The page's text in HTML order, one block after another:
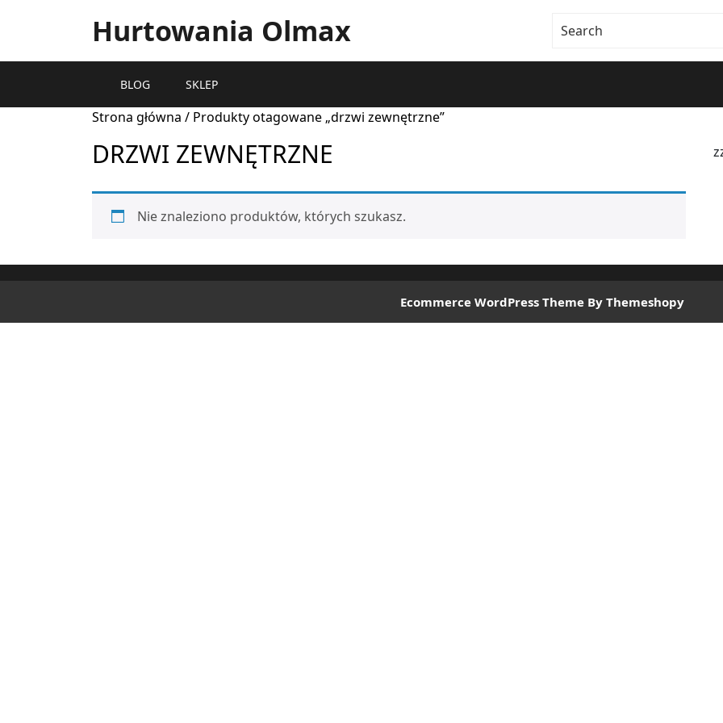
Hurtowania Olmax
BLOG SKLEP
Strona główna / Produkty otagowane „drzwi zewnętrzne”
DRZWI ZEWNĘTRZNE
Nie znaleziono produktów, których szukasz.
Ecommerce WordPress Theme By Themeshopy